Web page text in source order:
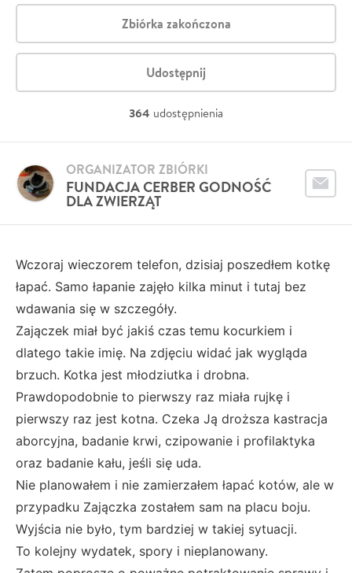
Zbiórka zakończona
Udostępnij
364 udostępnienia
FUNDACJA CERBER GODNOŚĆ
DLA ZWIERZĄT
ORGANIZATOR ZBIÓRKI
Wczoraj wieczorem telefon, dzisiaj poszedłem kotkę
łapać. Samo łapanie zajęło kilka minut i tutaj bez
wdawania się w szczegóły.
Zajączek miał być jakiś czas temu kocurkiem i
dlatego takie imię. Na zdjęciu widać jak wygląda
brzuch. Kotka jest młodziutka i drobna.
Prawdopodobnie to pierwszy raz miała rujkę i
pierwszy raz jest kotna. Czeka Ją droższa kastracja
aborcyjna, badanie krwi, czipowanie i profilaktyka
oraz badanie kału, jeśli się uda.
Nie planowałem i nie zamierzałem łapać kotów, ale w
przypadku Zajączka zostałem sam na placu boju.
Wyjścia nie było, tym bardziej w takiej sytuacji.
To kolejny wydatek, spory i nieplanowany.